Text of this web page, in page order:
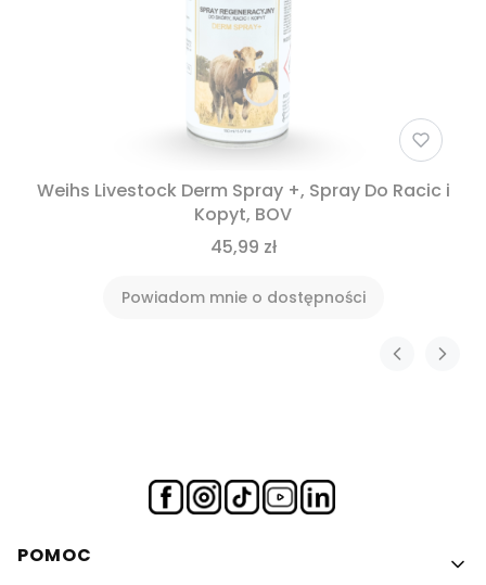
Weihs Livestock Derm Spray +, Spray Do Racic i
Kopyt, BOV
45,99 zł
Powiadom mnie o dostępności
Linki w stopce
POMOC